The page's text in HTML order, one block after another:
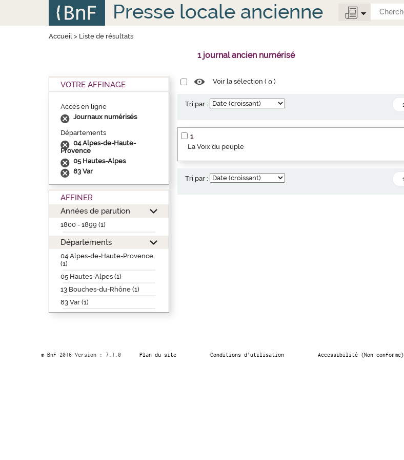
Presse locale ancienne
Accueil> Liste de résultats
1 journal ancien numérisé
VOTRE AFFINAGE
Accès en ligne
Journaux numérisés
Départements
04 Alpes-de-Haute-
Provence
05 Hautes-Alpes
83 Var
AFFINER
Années de parution
1800 - 1899 (1)
Départements
04 Alpes-de-Haute-Provence
(1)
05 Hautes-Alpes (1)
13 Bouches-du-Rhône (1)
83 Var (1)
Voir la sélection (0 )
Tri par :
1
La Voix du peuple
Tri par :
© BnF 2016 Version : 7.1.0 Plan du site Conditions d’utilisation Accessibilité (Non conforme)
Panneau de gestion des cookies